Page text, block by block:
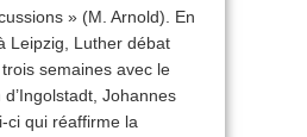
» (M. Arnold). En
Leipzig, Luther débat
semaines avec le
Johannes
ci qui réaffirme la